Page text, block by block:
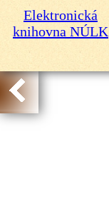
Elektronická
knihovna NÚLK